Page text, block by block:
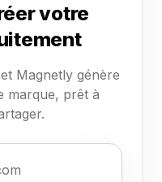
votre
Magnetly génère
marque, prêt à